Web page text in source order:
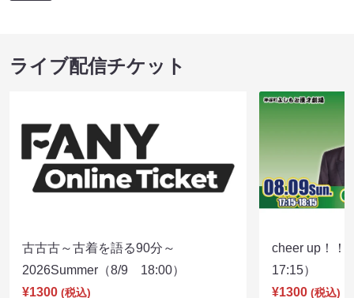
ライブ配信チケット
古古古～古着を語る90分～
2026Summer（8/9 18:00）
¥1300 (税込)
cheer up！
17:15）
¥1300 (税込)